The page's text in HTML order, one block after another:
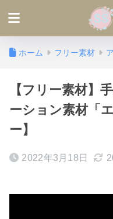
ホーム フリー素材
【フリー素材】
ーション素材「
ー】
2022年3月18日